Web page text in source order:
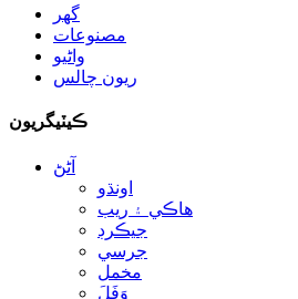
گهر
مصنوعات
واڻيو
ريون چالس
ڪيٽيگريون
آڻڻ
اونڌو
هاڪي ۽ ريب
جيڪرڊ
جرسي
مخمل
وَفَلَ